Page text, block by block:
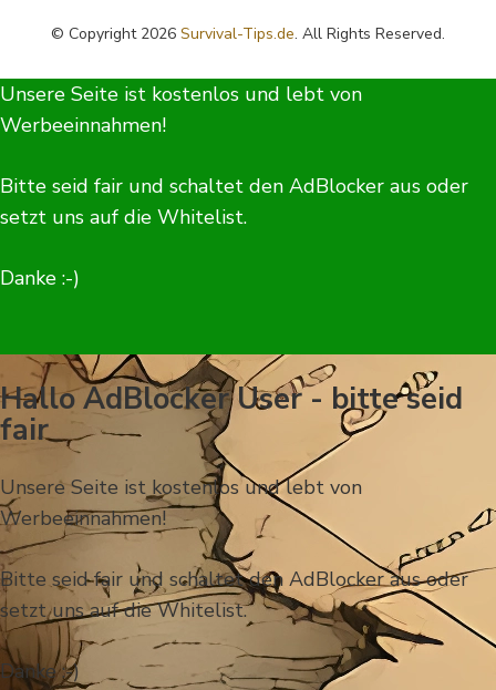
© Copyright 2026 Survival-Tips.de. All Rights Reserved.
Unsere Seite ist kostenlos und lebt von
Werbeeinnahmen!
Bitte seid fair und schaltet den AdBlocker aus oder
setzt uns auf die Whitelist.
Danke :-)
Hallo AdBlocker User - bitte seid
fair
Unsere Seite ist kostenlos und lebt von
Werbeeinnahmen!
Bitte seid fair und schaltet den AdBlocker aus oder
setzt uns auf die Whitelist.
Danke :-)